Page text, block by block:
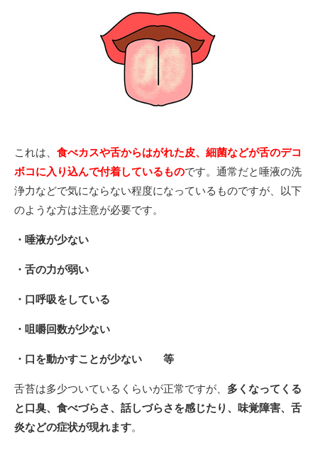
これは、 食べカスや舌からはがれた皮、細菌などが舌のデコ
ボコに入り込んで付着しているものです。通常だと唾液の洗
浄力などで気にならない程度になっているものですが、以下
のような方は注意が必要です。
・唾液が少ない
・舌の力が弱い
・口呼吸をしている
・咀嚼回数が少ない
・口を動かすことが少ない 等
舌苔は多少ついているくらいが正常ですが、 多くなってくる
と口臭、食べづらさ、話しづらさを感じたり、味覚障害、舌
炎などの症状が現れます。